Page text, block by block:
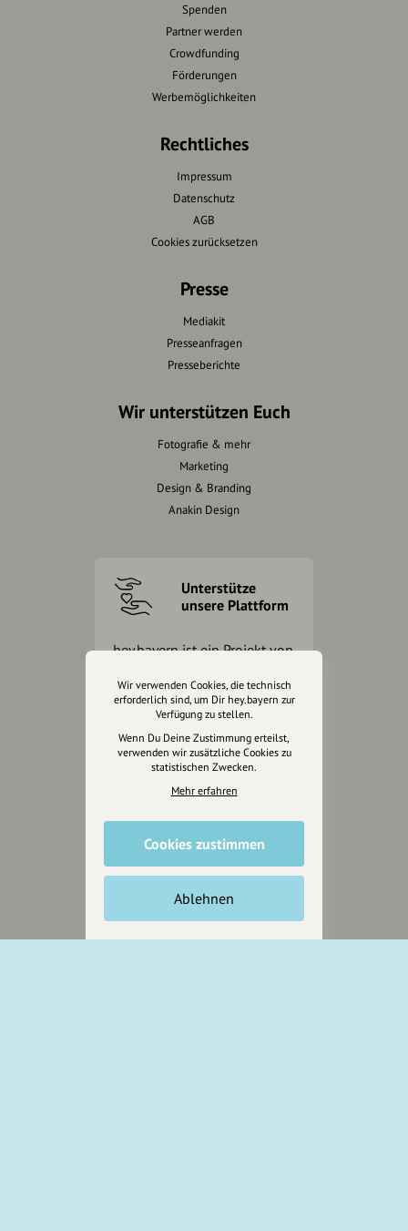
Spenden
Partner werden
Crowdfunding
Förderungen
Werbemöglichkeiten
Rechtliches
Impressum
Datenschutz
AGB
Cookies zurücksetzen
Presse
Mediakit
Presseanfragen
Presseberichte
Wir unterstützen Euch
Fotografie & mehr
Marketing
Design & Branding
Anakin Design
Unterstütze
unsere Plattform
hey.bayern ist ein Projekt von
für alle, die uns besuchen
wollen.
Inhalte vorschlagen
Wir können leider keine
Wir verwenden Cookies, die technisch
erforderlich sind, um Dir hey.bayern zur
Verfügung zu stellen.
Wenn Du Deine Zustimmung erteilst,
verwenden wir zusätzliche Cookies zu
statistischen Zwecken.
Mehr erfahren
Cookies zustimmen
Ablehnen